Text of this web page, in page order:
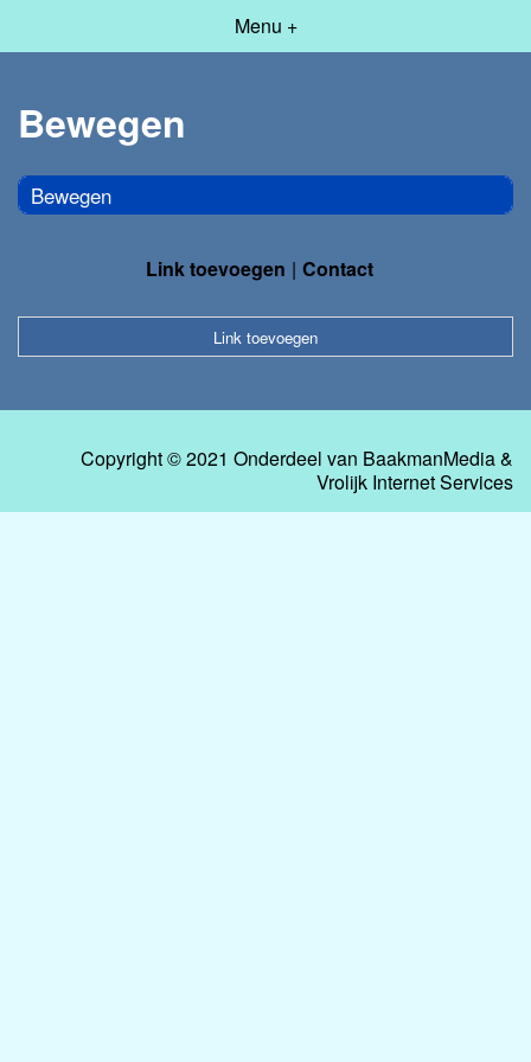
Menu +
Bewegen
Bewegen
Link toevoegen Contact
Link toevoegen
Copyright © 2021 Onderdeel van BaakmanMedia&
Vrolijk Internet Services